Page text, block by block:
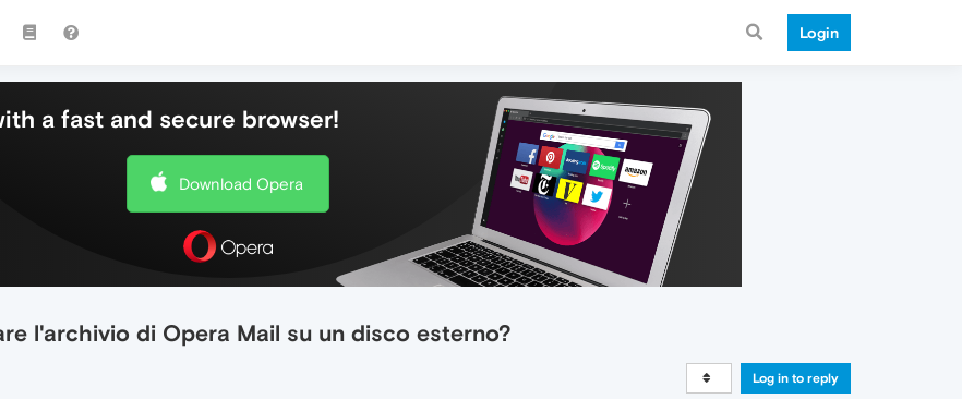
Login
a fast and secure browser!
Download Opera
l'archivio di Opera Mail su un disco esterno?
Log in to reply